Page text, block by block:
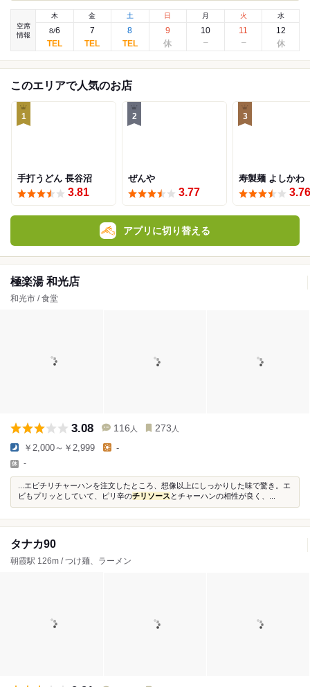
空席
情報
木
8/6
金
7
土
8
日
9
月
10
火
11
水
12
このエリアで人気のお店
1
手打うどん 長谷沼
3.81
2
ぜんや
3.77
3
寿製麺 よしかわ
3.76
アプリに切り替える
極楽湯 和光店
和光市 / 食堂
3.08 116 人 273 人
￥2,000～￥2,999 -
-
...エビチリチャーハンを注文したところ、想像以上にしっかりした味で驚き。エ
ビもプリッとしていて、ピリ辛のチリソース とチャーハンの相性が良く、...
タナカ90
朝霞駅 126m / つけ麺、ラーメン